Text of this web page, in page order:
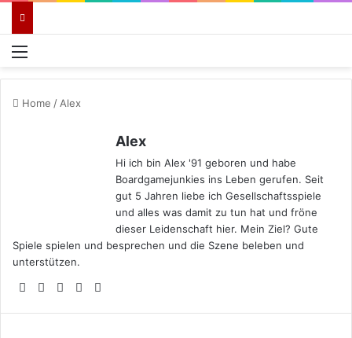
Menü
Home / Alex
Alex
Hi ich bin Alex '91 geboren und habe
Boardgamejunkies ins Leben gerufen. Seit
gut 5 Jahren liebe ich Gesellschaftsspiele
und alles was damit zu tun hat und fröne
dieser Leidenschaft hier. Mein Ziel? Gute
Spiele spielen und besprechen und die Szene beleben und
unterstützen.
Webseite
Facebook
X YouTube